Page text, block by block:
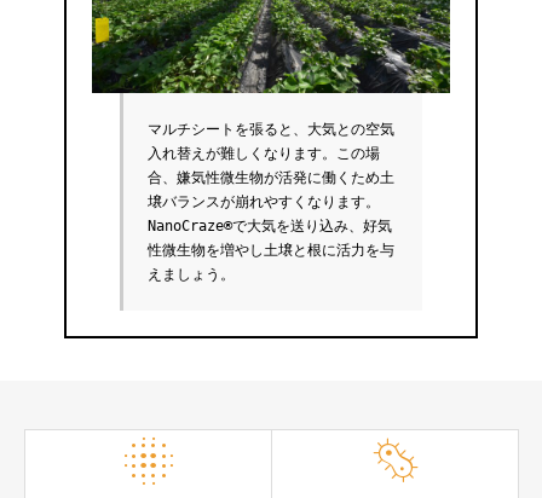
マルチシートを張ると、大気との空気
入れ替えが難しくなります。この場
合、嫌気性微生物が活発に働くため土
壌バランスが崩れやすくなります。
NanoCraze®で大気を送り込み、好気
性微生物を増やし土壌と根に活力を与
えましょう。
 